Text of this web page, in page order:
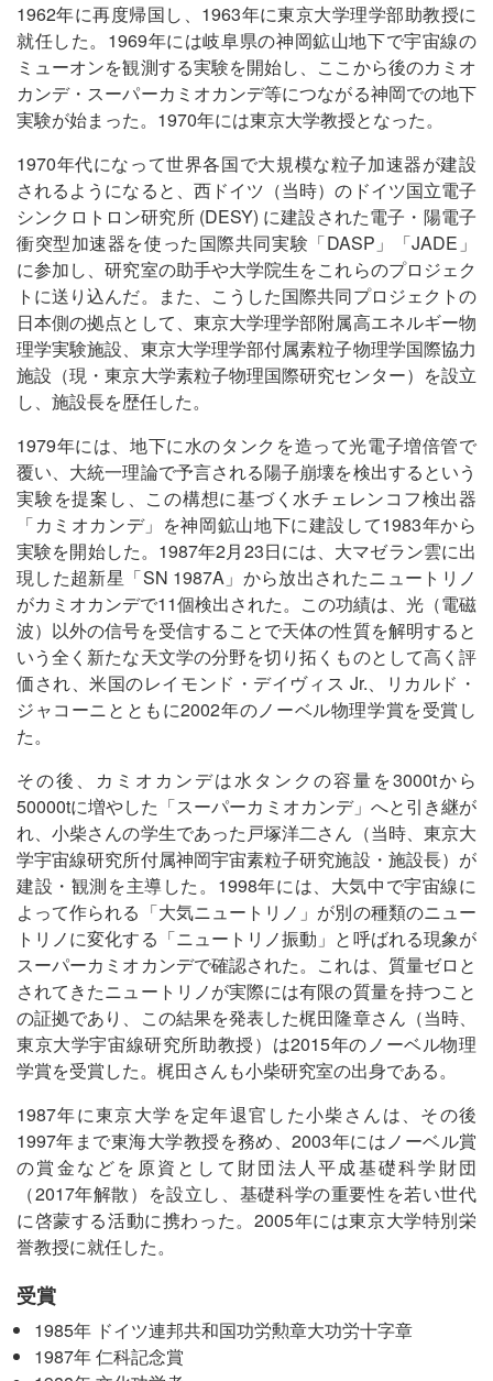
1962年に再度帰国し、1963年に東京大学理学部助教授に
就任した。1969年には岐阜県の神岡鉱山地下で宇宙線の
ミューオンを観測する実験を開始し、ここから後のカミオ
カンデ・スーパーカミオカンデ等につながる神岡での地下
実験が始まった。1970年には東京大学教授となった。
1970年代になって世界各国で大規模な粒子加速器が建設
されるようになると、西ドイツ（当時）のドイツ国立電子
シンクロトロン研究所 (DESY) に建設された電子・陽電子
衝突型加速器を使った国際共同実験「DASP」「JADE」
に参加し、研究室の助手や大学院生をこれらのプロジェク
トに送り込んだ。また、こうした国際共同プロジェクトの
日本側の拠点として、東京大学理学部附属高エネルギー物
理学実験施設、東京大学理学部付属素粒子物理学国際協力
施設（現・東京大学素粒子物理国際研究センター）を設立
し、施設長を歴任した。
1979年には、地下に水のタンクを造って光電子増倍管で
覆い、大統一理論で予言される陽子崩壊を検出するという
実験を提案し、この構想に基づく水チェレンコフ検出器
「カミオカンデ」を神岡鉱山地下に建設して1983年から
実験を開始した。1987年2月23日には、大マゼラン雲に出
現した超新星「SN 1987A」から放出されたニュートリノ
がカミオカンデで11個検出された。この功績は、光（電磁
波）以外の信号を受信することで天体の性質を解明すると
いう全く新たな天文学の分野を切り拓くものとして高く評
価され、米国のレイモンド・デイヴィス Jr.、リカルド・
ジャコーニとともに2002年のノーベル物理学賞を受賞し
た。
その後、カミオカンデは水タンクの容量を3000tから
50000tに増やした「スーパーカミオカンデ」へと引き継が
れ、小柴さんの学生であった戸塚洋二さん（当時、東京大
学宇宙線研究所付属神岡宇宙素粒子研究施設・施設長）が
建設・観測を主導した。1998年には、大気中で宇宙線に
よって作られる「大気ニュートリノ」が別の種類のニュー
トリノに変化する「ニュートリノ振動」と呼ばれる現象が
スーパーカミオカンデで確認された。これは、質量ゼロと
されてきたニュートリノが実際には有限の質量を持つこと
の証拠であり、この結果を発表した梶田隆章さん（当時、
東京大学宇宙線研究所助教授）は2015年のノーベル物理
学賞を受賞した。梶田さんも小柴研究室の出身である。
1987年に東京大学を定年退官した小柴さんは、その後
1997年まで東海大学教授を務め、2003年にはノーベル賞
の賞金などを原資として財団法人平成基礎科学財団
（2017年解散）を設立し、基礎科学の重要性を若い世代
に啓蒙する活動に携わった。2005年には東京大学特別栄
誉教授に就任した。
受賞
1985年 ドイツ連邦共和国功労勲章大功労十字章
1987年 仁科記念賞